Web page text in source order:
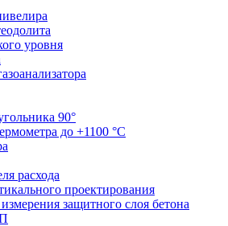
уровня
90°
до +1100 °С
расхода
проектирования
защитного слоя бетона